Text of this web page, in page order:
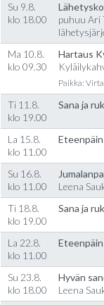
Su 9.8.
klo 18.00
puhuu Ari
Ma 10.8.
klo 09.30
Hartaus
Paikka:
Ti 11.8.
klo 19.00
Sana ja
La 15.8.
klo 11.00
Su 16.8.
klo 11.00
Leena
Ti 18.8.
klo 19.00
Sana ja
La 22.8.
klo 11.00
Su 23.8.
klo 18.00
Hyvän
Leena